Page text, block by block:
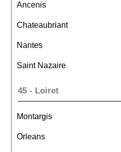
Ancenis
Chateaubriant
Nantes
Saint Nazaire
45 - Loiret
Montargis
Orleans